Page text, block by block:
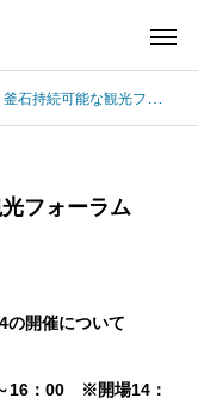
な観光フォーラム2024を開催します
フォーラム
の開催について
16：00
※開場14：